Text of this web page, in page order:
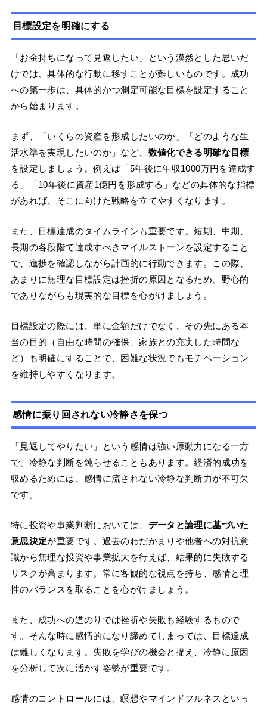
目標設定を明確にする
「お金持ちになって見返したい」という漠然とした思いだ
けでは、具体的な行動に移すことが難しいものです。成功
への第一歩は、具体的かつ測定可能な目標を設定すること
から始まります。
まず、「いくらの資産を形成したいのか」「どのような生
活水準を実現したいのか」など、 数値化できる明確な目標
を設定しましょう。例えば「5年後に年収1000万円を達成す
る」「10年後に資産1億円を形成する」などの具体的な指標
があれば、そこに向けた戦略を立てやすくなります。
また、目標達成のタイムラインも重要です。短期、中期、
長期の各段階で達成すべきマイルストーンを設定すること
で、進捗を確認しながら計画的に行動できます。この際、
あまりに無理な目標設定は挫折の原因となるため、野心的
でありながらも現実的な目標を心がけましょう。
目標設定の際には、単に金額だけでなく、その先にある本
当の目的（自由な時間の確保、家族との充実した時間な
ど）も明確にすることで、困難な状況でもモチベーション
を維持しやすくなります。
感情に振り回されない冷静さを保つ
「見返してやりたい」という感情は強い原動力になる一方
で、冷静な判断を鈍らせることもあります。経済的成功を
収めるためには、感情に流されない冷静な判断力が不可欠
です。
特に投資や事業判断においては、 データと論理に基づいた
意思決定が重要です。過去のわだかまりや他者への対抗意
識から無理な投資や事業拡大を行えば、結果的に失敗する
リスクが高まります。常に客観的な視点を持ち、感情と理
性のバランスを取ることを心がけましょう。
また、成功への道のりでは挫折や失敗も経験するもので
す。そんな時に感情的になり諦めてしまっては、目標達成
は難しくなります。失敗を学びの機会と捉え、冷静に原因
を分析して次に活かす姿勢が重要です。
感情のコントロールには、瞑想やマインドフルネスといっ